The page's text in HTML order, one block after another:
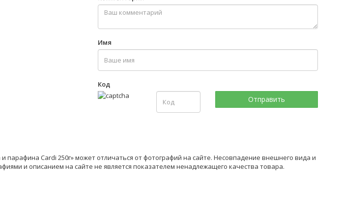
Имя
Код
парафина Cardi 250г» может отличаться от фотографий на сайте. Несовпадение внешнего вида и
и описанием на сайте не является показателем ненадлежащего качества товара.